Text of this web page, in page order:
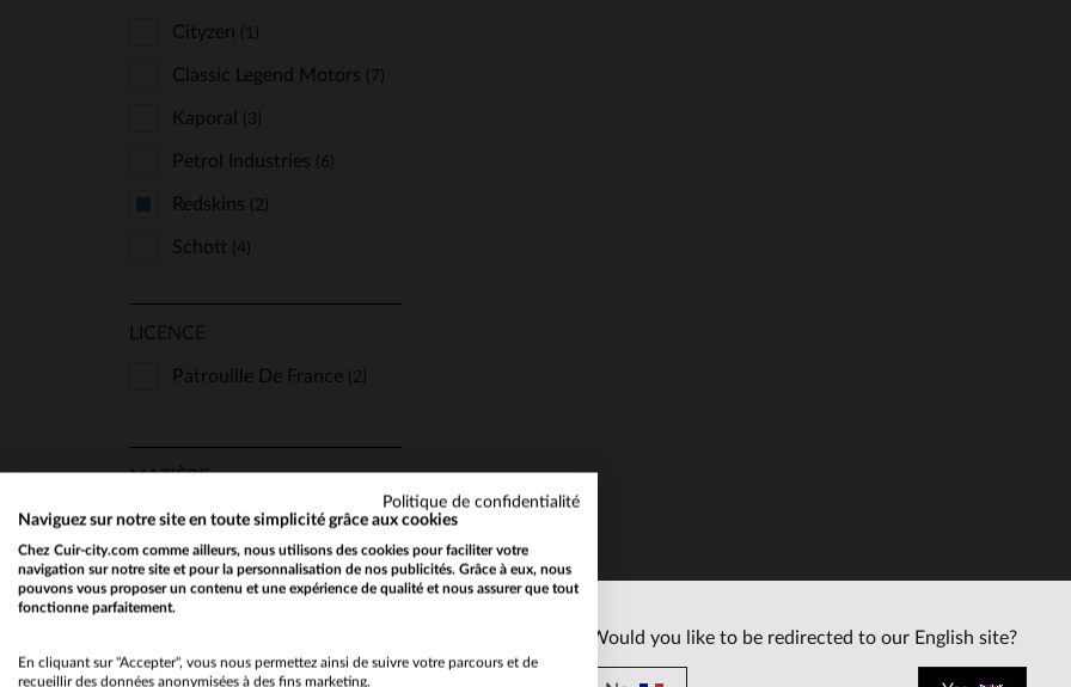
Cityzen (1)
Classic Legend Motors (7)
Kaporal (3)
Petrol Industries (6)
Redskins (2)
Schott (4)
LICENCE
Patrouille De France (2)
MATIÈRE
Cuir Souple(2)
Regular(2)
Would you like to be redirected to our English site?
Politique de confidentialité
Naviguez sur notre site en toute simplicité grâce aux cookies
Chez Cuir-city.com comme ailleurs, nous utilisons des cookies pour faciliter votre
navigation sur notre site et pour la personnalisation de nos publicités. Grâce à eux, nous
pouvons vous proposer un contenu et une expérience de qualité et nous assurer que tout
fonctionne parfaitement.
En cliquant sur "Accepter", vous nous permettez ainsi de suivre votre parcours et de
recueillir des données anonymisées à des fins marketing.